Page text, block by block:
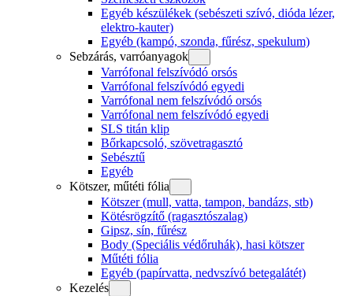
Egyéb készülékek (sebészeti szívó, dióda lézer,
elektro-kauter)
Egyéb (kampó, szonda, fűrész, spekulum)
Sebzárás, varróanyagok
Varrófonal felszívódó orsós
Varrófonal felszívódó egyedi
Varrófonal nem felszívódó orsós
Varrófonal nem felszívódó egyedi
SLS titán klip
Bőrkapcsoló, szövetragasztó
Sebésztű
Egyéb
Kötszer, műtéti fólia
Kötszer (mull, vatta, tampon, bandázs, stb)
Kötésrögzítő (ragasztószalag)
Gipsz, sín, fűrész
Body (Speciális védőruhák), hasi kötszer
Műtéti fólia
Egyéb (papírvatta, nedvszívó betegalátét)
Kezelés